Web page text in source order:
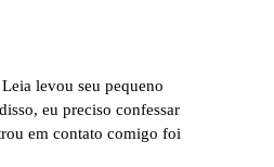
levou seu pequeno
eu preciso confessar
em contato comigo foi